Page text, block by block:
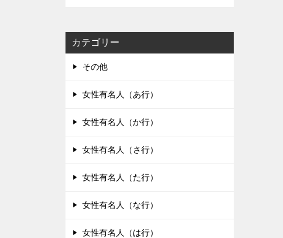
カテゴリー
その他
女性有名人（あ行）
女性有名人（か行）
女性有名人（さ行）
女性有名人（た行）
女性有名人（な行）
女性有名人（は行）